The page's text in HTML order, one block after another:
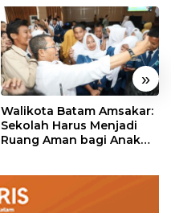
»
Walikota Batam Amsakar:
Sekolah Harus Menjadi
Ruang Aman bagi Anak